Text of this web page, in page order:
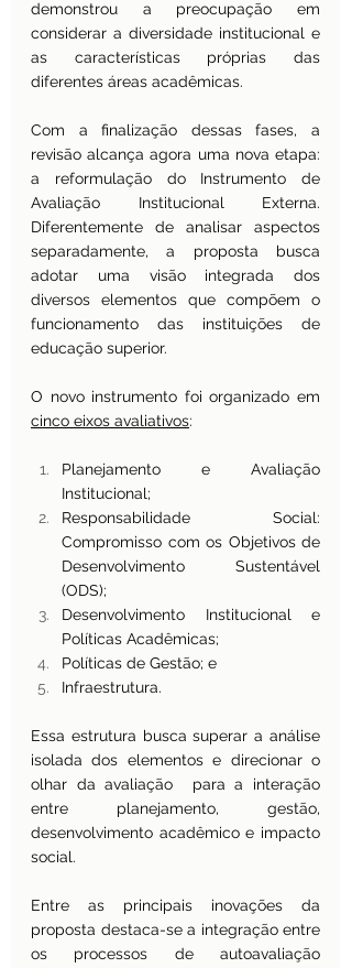
demonstrou a preocupação em
considerar a diversidade institucional e
as características próprias das
diferentes áreas acadêmicas.
Com a finalização dessas fases, a
revisão alcança agora uma nova etapa:
a reformulação do Instrumento de
Avaliação Institucional Externa.
Diferentemente de analisar aspectos
separadamente, a proposta busca
adotar uma visão integrada dos
diversos elementos que compõem o
funcionamento das instituições de
educação superior.
cinco eixos avaliativos:
Planejamento e Avaliação
Institucional;
Responsabilidade Social:
Compromisso com os Objetivos de
Desenvolvimento Sustentável
(ODS);
Desenvolvimento Institucional e
Políticas Acadêmicas;
Políticas de Gestão; e
Infraestrutura.
Essa estrutura busca superar a análise
isolada dos elementos e direcionar o
olhar da avaliação  para a interação
entre planejamento, gestão,
desenvolvimento acadêmico e impacto
social.
Entre as principais inovações da
proposta destaca-se a integração entre
os processos de autoavaliação